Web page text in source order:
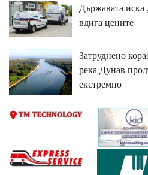
Държавата иска
вдига цените
Затруднено
река Дунав
екстремно